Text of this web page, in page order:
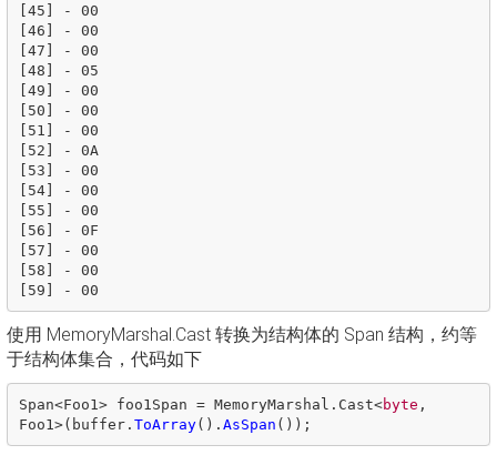
[45] - 00
[46] - 00
[47] - 00
[48] - 05
[49] - 00
[50] - 00
[51] - 00
[52] - 0A
[53] - 00
[54] - 00
[55] - 00
[56] - 0F
[57] - 00
[58] - 00
使用 MemoryMarshal.Cast 转换为结构体的 Span 结构，约等
于结构体集合，代码如下
Span<Foo1 > foo1Span = MemoryMarshal . Cast<byte ,
Foo1 >( buffer. ToArray(). AsSpan ());